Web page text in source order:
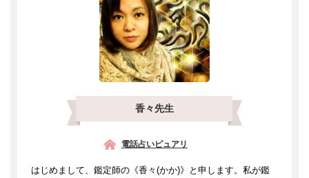
香々先生
電話占いピュアリ
はじめまして、鑑定師の《香々(かか)》と申します。私が鑑